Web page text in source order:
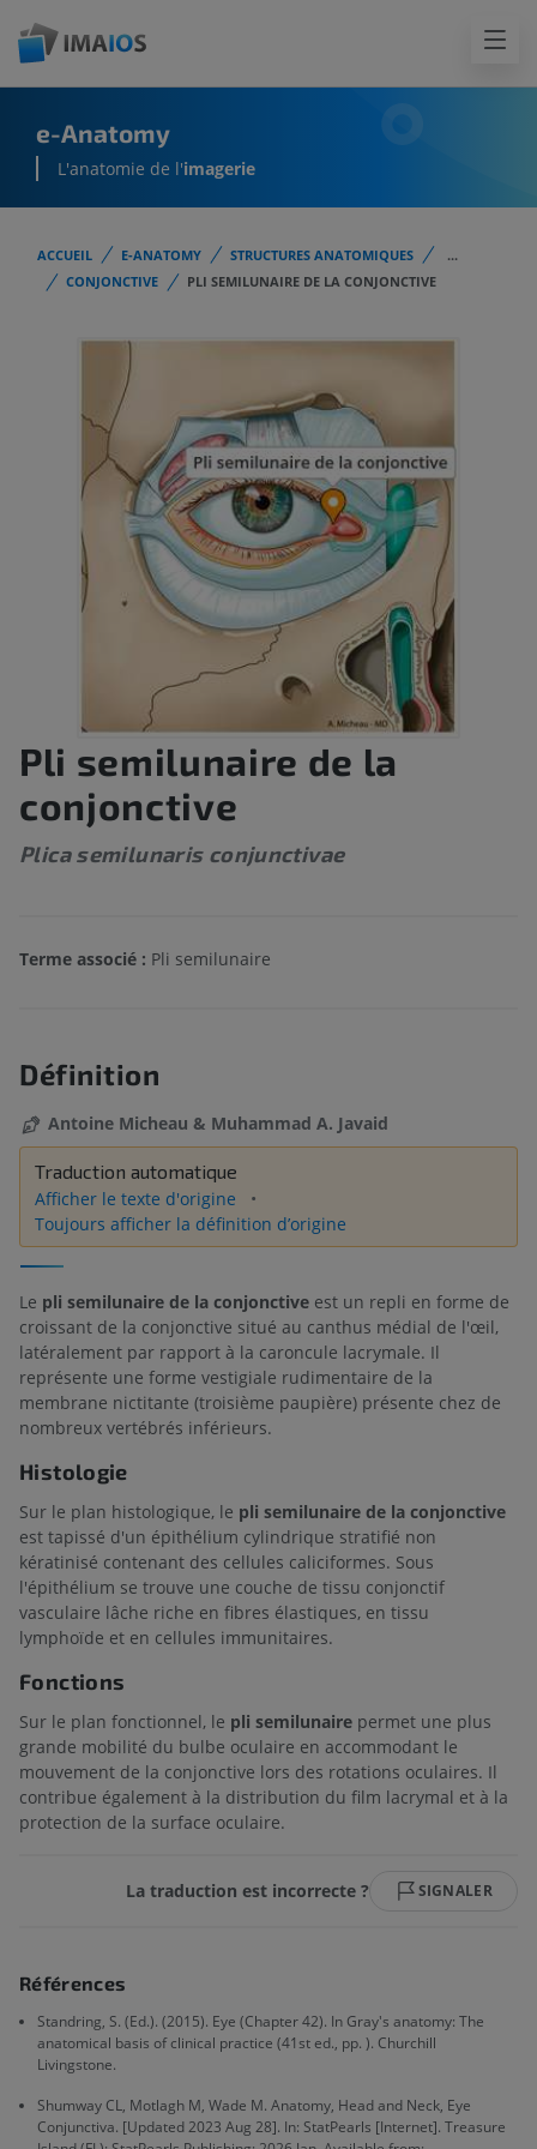
e-Anatomy
L'anatomie de l'imagerie
ACCUEIL E-ANATOMY STRUCTURES ANATOMIQUES
...
CONJONCTIVE
PLI SEMILUNAIRE DE LA CONJONCTIVE
Pli semilunaire de la
conjonctive
Plica semilunaris conjunctivae
Terme associé : Pli semilunaire
Définition
Antoine Micheau & Muhammad A. Javaid
Traduction automatique
Afficher le texte d'origine
Toujours afficher la définition d’origine
Le pli semilunaire de la conjonctive est un repli en forme de
croissant de la conjonctive situé au canthus médial de l'œil,
latéralement par rapport à la caroncule lacrymale. Il
représente une forme vestigiale rudimentaire de la
membrane nictitante (troisième paupière) présente chez de
nombreux vertébrés inférieurs.
Histologie
Sur le plan histologique, le pli semilunaire de la conjonctive
est tapissé d'un épithélium cylindrique stratifié non
kératinisé contenant des cellules caliciformes. Sous
l'épithélium se trouve une couche de tissu conjonctif
vasculaire lâche riche en fibres élastiques, en tissu
lymphoïde et en cellules immunitaires.
Fonctions
Sur le plan fonctionnel, le pli semilunaire permet une plus
grande mobilité du bulbe oculaire en accommodant le
mouvement de la conjonctive lors des rotations oculaires. Il
contribue également à la distribution du film lacrymal et à la
protection de la surface oculaire.
La traduction est incorrecte ? SIGNALER
Références
Standring, S. (Ed.). (2015). Eye (Chapter 42). In Gray's anatomy: The
anatomical basis of clinical practice (41st ed., pp. ). Churchill
Livingstone.
Shumway CL, Motlagh M, Wade M. Anatomy, Head and Neck, Eye
Conjunctiva. [Updated 2023 Aug 28]. In: StatPearls [Internet]. Treasure